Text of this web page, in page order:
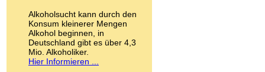
LSD
Marihuana
Medikamente
Meskalin
Metamphetamin
Methadon
Alkoholsucht kann durch den
Konsum kleinerer Mengen
Alkohol beginnen, in
Deutschland gibt es über 4,3
Mio. Alkoholiker.
Hier Informieren ...